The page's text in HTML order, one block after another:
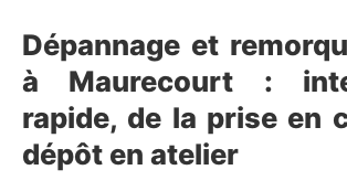
Dépannage et
à Maurecourt :
rapide, de la prise en
dépôt en atelier